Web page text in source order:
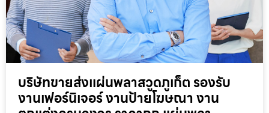
บริษัทขายส่งแผ่นพลาสวูดภูเก็ต รองรับ
งานเฟอร์นิเจอร์ งานป้ายโฆษณา งาน